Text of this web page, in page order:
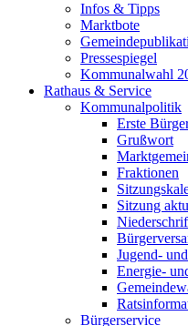
Infos & Tipps
Marktbote
Pressespiegel
Kommunalwahl
Rathaus & Service
Kommunalpolitik
Erste
Grußwort
Fraktionen
Sitzung
Jugend-
Energie-
Bürgerservice